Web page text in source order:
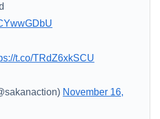
t.co/TRdZ6xkSCU
November 16,